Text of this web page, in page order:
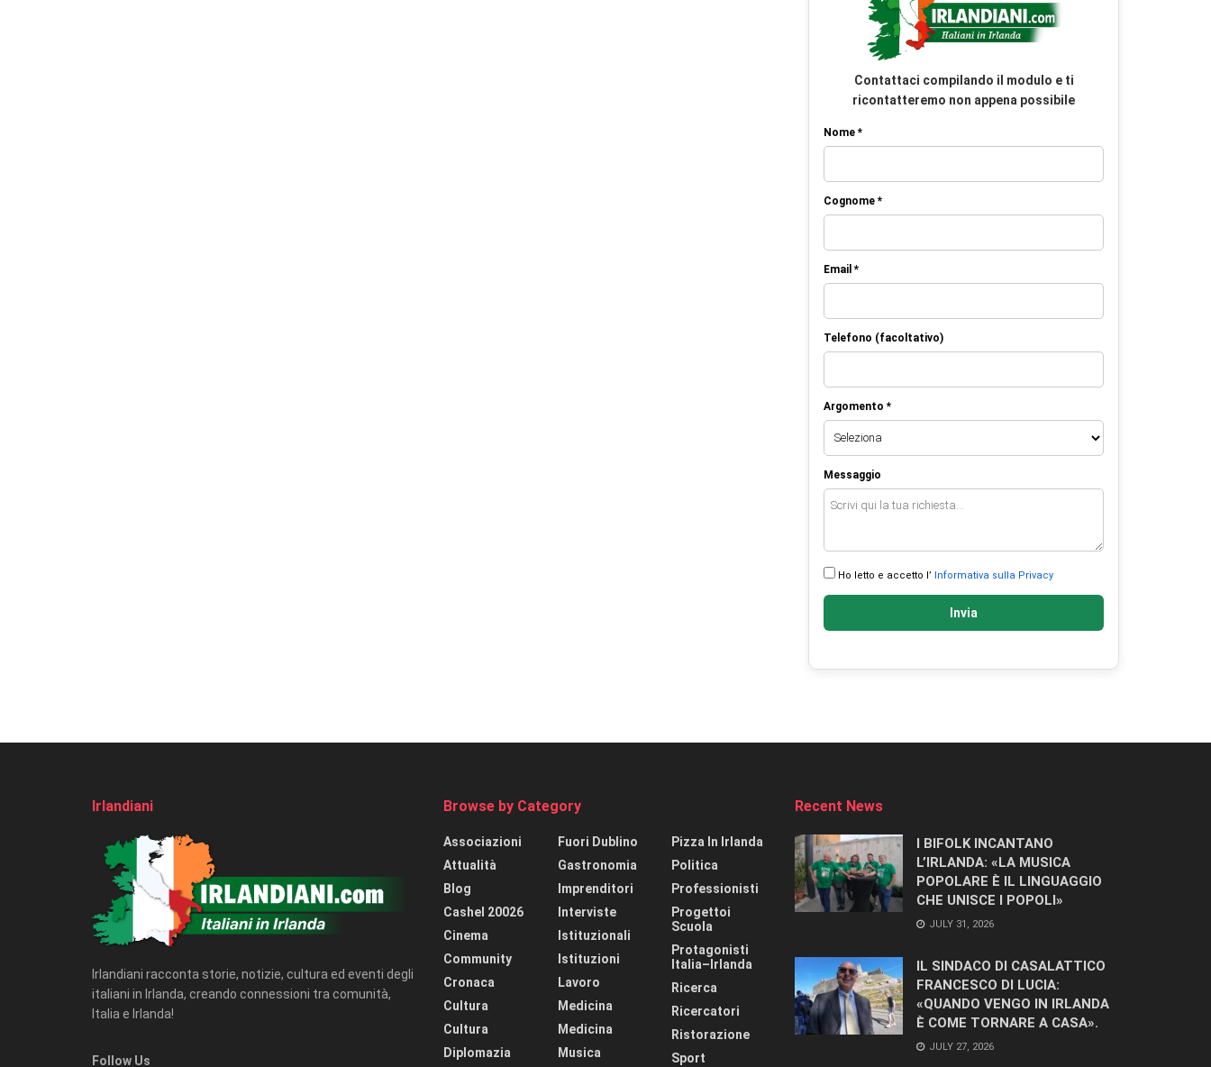
Contattaci compilando il modulo e ti
ricontatteremo non appena possibile
Nome *
Cognome *
Email *
Telefono (facoltativo)
Argomento *
Messaggio
Ho letto e accetto l’ Informativa sulla Privacy
Invia
Irlandiani
Irlandiani racconta storie, notizie, cultura ed eventi degli
italiani in Irlanda, creando connessioni tra comunità,
Italia e Irlanda!
Follow Us
Browse by Category
Associazioni
Attualità
Blog
Cashel 20026
Cinema
Community
Cronaca
Cultura
Cultura
Diplomazia
Fuori Dublino
Gastronomia
Imprenditori
Interviste
Istituzionali
Istituzioni
Lavoro
Medicina
Medicina
Musica
Pizza In Irlanda
Politica
Professionisti
Progettoi
Scuola
Protagonisti
Italia–Irlanda
Ricerca
Ricercatori
Ristorazione
Sport
Recent News
I BIFOLK INCANTANO
L’IRLANDA: «LA MUSICA
POPOLARE È IL LINGUAGGIO
CHE UNISCE I POPOLI»
JULY 31, 2026
IL SINDACO DI CASALATTICO
FRANCESCO DI LUCIA:
«QUANDO VENGO IN IRLANDA
È COME TORNARE A CASA».
JULY 27, 2026